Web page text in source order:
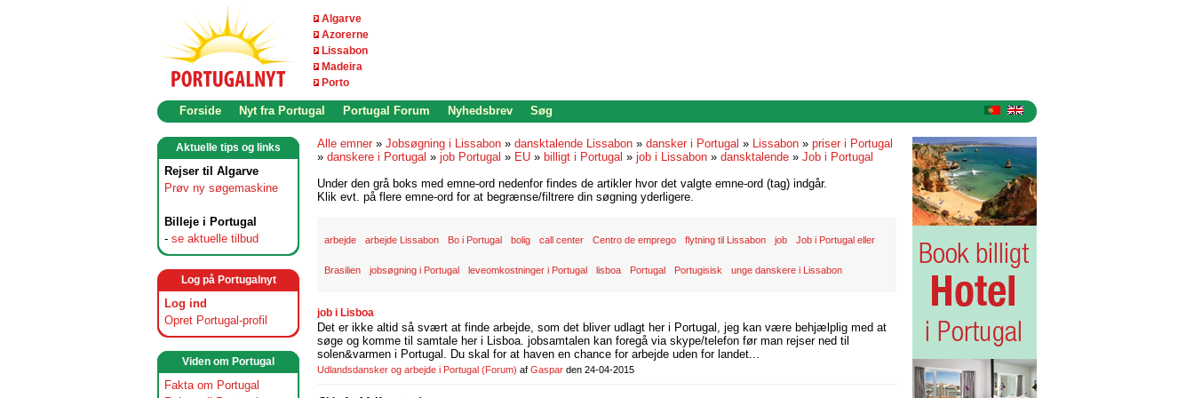
Algarve
Azorerne
Lissabon
Madeira
Porto
Forside Nyt fra Portugal Portugal Forum Nyhedsbrev Søg
Aktuelle tips og links
Rejser til Algarve
Prøv ny søgemaskine
Billeje i Portugal
- se aktuelle tilbud
Log på Portugalnyt
Log ind
Opret Portugal-profil
Viden om Portugal
Fakta om Portugal
Alle emner » Jobsøgning i Lissabon » dansktalende Lissabon » dansker i Portugal » Lissabon » priser i Portugal
» danskere i Portugal » job Portugal » EU » billigt i Portugal » job i Lissabon » dansktalende » Job i Portugal
Under den grå boks med emne-ord nedenfor findes de artikler hvor det valgte emne-ord (tag) indgår.
Klik evt. på flere emne-ord for at begrænse/filtrere din søgning yderligere.
arbejde arbejde Lissabon Bo i Portugal bolig call center Centro de emprego flytning til Lissabon job Job i Portugal eller
Brasilien jobsøgning i Portugal leveomkostninger i Portugal lisboa Portugal Portugisisk unge danskere i Lissabon
job i Lisboa
Det er ikke altid så svært at finde arbejde, som det bliver udlagt her i Portugal, jeg kan være behjælplig med at
søge og komme til samtale her i Lisboa. jobsamtalen kan foregå via skype/telefon før man rejser ned til
solen&varmen i Portugal. Du skal for at haven en chance for arbejde uden for landet...
Udlandsdansker og arbejde i Portugal (Forum) af Gaspar den 24-04-2015